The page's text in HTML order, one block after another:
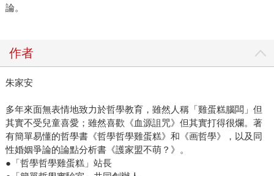
論。
作者
朱家安
多年來面無表情地致力於哲學教育，雖然人稱「雞蛋糕腦闆」但
其實不受兒童喜愛；雖然喜歡《血源詛咒》但其實打得很爛。著
有簡單易懂的哲學書《哲學哲學雞蛋糕》和《画哲學》，以及同
性婚姻爭論的論點分析書《護家盟不萌？》。
●「哲學哲學雞蛋糕」站長